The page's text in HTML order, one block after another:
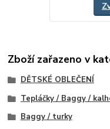
Zboží zařazeno v
DĚTSKÉ OBLEČENÍ
Tepláčky / Baggy /
Baggy / turky